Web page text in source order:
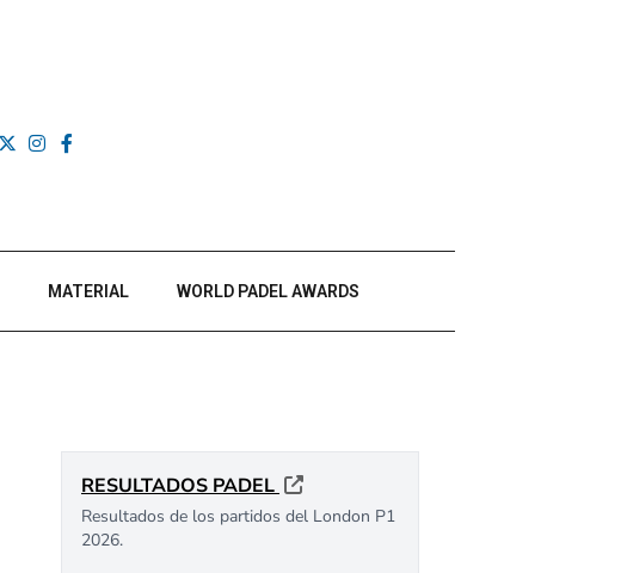
MATERIAL WORLD PADEL AWARDS